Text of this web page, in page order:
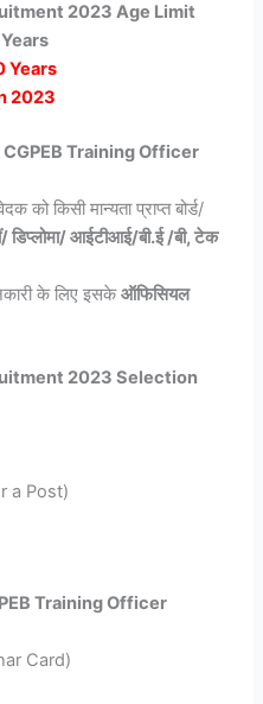
2023 Age Limit
Years
2023
Training Officer
किसी मान्यता प्राप्त बोर्ड/
डिप्लोमा/ आईटीआई/बी.ई /बी, टेक
के लिए इसकेऑफिसियल
2023 Selection
a Post)
Training Officer
Card)